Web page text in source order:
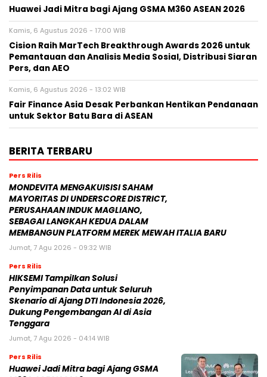
Huawei Jadi Mitra bagi Ajang GSMA M360 ASEAN 2026
Kamis, 6 Agustus 2026 - 17:00 WIB
Cision Raih MarTech Breakthrough Awards 2026 untuk
Pemantauan dan Analisis Media Sosial, Distribusi Siaran
Pers, dan AEO
Kamis, 6 Agustus 2026 - 13:02 WIB
Fair Finance Asia Desak Perbankan Hentikan Pendanaan
untuk Sektor Batu Bara di ASEAN
BERITA TERBARU
Pers Rilis
MONDEVITA MENGAKUISISI SAHAM
MAYORITAS DI UNDERSCORE DISTRICT,
PERUSAHAAN INDUK MAGLIANO,
SEBAGAI LANGKAH KEDUA DALAM
MEMBANGUN PLATFORM MEREK MEWAH ITALIA BARU
Jumat, 7 Agu 2026 - 09:32 WIB
Pers Rilis
HIKSEMI Tampilkan Solusi
Penyimpanan Data untuk Seluruh
Skenario di Ajang DTI Indonesia 2026,
Dukung Pengembangan AI di Asia
Tenggara
Jumat, 7 Agu 2026 - 04:14 WIB
Pers Rilis
Huawei Jadi Mitra bagi Ajang GSMA